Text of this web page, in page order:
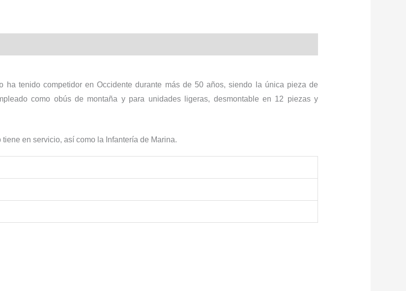
105/14
cantidad
ha tenido competidor en Occidente durante más de 50 años, siendo la única pieza de
como obús de montaña y para unidades ligeras, desmontable en 12 piezas y
en servicio, así como la Infantería de Marina.